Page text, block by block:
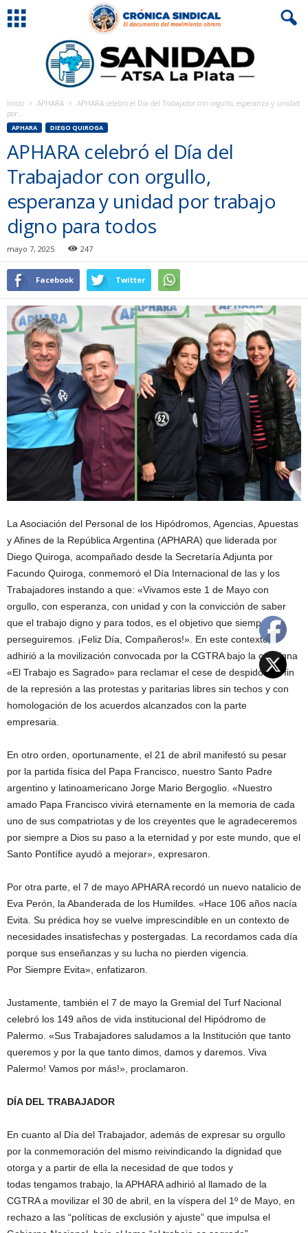
Inicio APHARA
APHARA celebró el Día del Trabajador con orgullo, esperanza y unidad
por...
APHARA DIEGO QUIROGA
APHARA celebró el Día del
Trabajador con orgullo,
esperanza y unidad por trabajo
digno para todos
mayo 7, 2025 247
Facebook Twitter
L a Asociación del Personal de los Hipódromos, Agencias, Apuestas
y Afines de la República Argentina (APHARA) que liderada por
Diego Quiroga, acompañado desde la Secretaría Adjunta por
Facundo Quiroga, conmemoró el Día Internacional de las y los
Trabajadores instando a que: «Vivamos este 1 de Mayo con
orgullo, con esperanza, con unidad y con la convicción de saber
que el trabajo digno y para todos, es el objetivo que siempre
perseguiremos. ¡Feliz Día, Compañeros!». En este contexto,
adhirió a la movilización convocada por la CGTRA bajo la consigna
«El Trabajo es Sagrado» para reclamar el cese de despidos, el fin
de la represión a las protestas y paritarias libres sin techos y con
homologación de los acuerdos alcanzados con la parte
empresaria.
En otro orden, oportunamente, el 21 de abril manifestó su pesar
por la partida física del Papa Francisco, nuestro Santo Padre
argentino y latinoamericano Jorge Mario Bergoglio. «Nuestro
amado Papa Francisco vivirá eternamente en la memoria de cada
uno de sus compatriotas y de los creyentes que le agradeceremos
por siempre a Dios su paso a la eternidad y por este mundo, que el
Santo Pontífice ayudó a mejorar», expresaron.
Por otra parte, el 7 de mayo APHARA recordó un nuevo natalicio de
Eva Perón, la Abanderada de los Humildes. «Hace 106 años nacía
Evita. Su prédica hoy se vuelve imprescindible en un contexto de
necesidades insatisfechas y postergadas. La recordamos cada día
porque sus enseñanzas y su lucha no pierden vigencia.
Por Siempre Evita», enfatizaron.
Justamente, también el 7 de mayo la Gremial del Turf Nacional
celebró los 149 años de vida institucional del Hipódromo de
Palermo. «Sus Trabajadores saludamos a la Institución que tanto
queremos y por la que tanto dimos, damos y daremos. Viva
Palermo! Vamos por más!», proclamaron.
DÍA DEL TRABAJADOR
En cuanto al Día del Trabajador, además de expresar su orgullo
por la conmemoración del mismo reivindicando la dignidad que
otorga y a partir de ella la necesidad de que todos y
todas tengamos trabajo, la APHARA adhirió al llamado de la
CGTRA a movilizar el 30 de abril, en la víspera del 1º de Mayo, en
rechazo a las “políticas de exclusión y ajuste” que impulsa el